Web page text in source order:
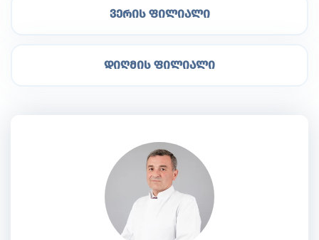
ვერის ფილიალი
დიღმის ფილიალი